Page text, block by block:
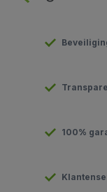
100%